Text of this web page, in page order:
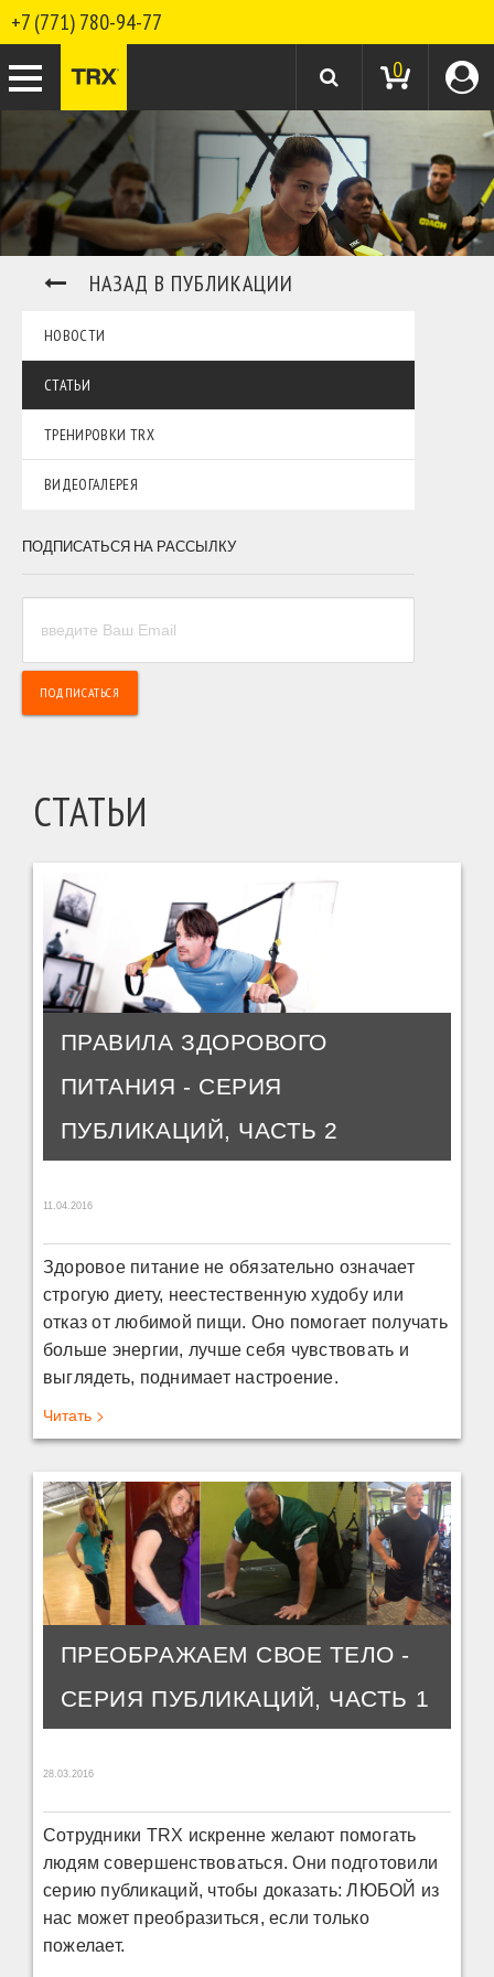
+7 (771) 780-94-77
0
НАЗАД В ПУБЛИКАЦИИ
НОВОСТИ
СТАТЬИ
ТРЕНИРОВКИ TRX
ВИДЕОГАЛЕРЕЯ
ПОДПИСАТЬСЯ НА РАССЫЛКУ
СТАТЬИ
ПРАВИЛА ЗДОРОВОГО
ПИТАНИЯ - СЕРИЯ
ПУБЛИКАЦИЙ, ЧАСТЬ 2
11.04.2016
Здоровое питание не обязательно означает
строгую диету, неестественную худобу или
отказ от любимой пищи. Оно помогает получать
больше энергии, лучше себя чувствовать и
выглядеть, поднимает настроение.
Читать >
ПРЕОБРАЖАЕМ СВОЕ ТЕЛО -
СЕРИЯ ПУБЛИКАЦИЙ, ЧАСТЬ 1
28.03.2016
Сотрудники TRX искренне желают помогать
людям совершенствоваться. Они подготовили
серию публикаций, чтобы доказать: ЛЮБОЙ из
нас может преобразиться, если только
пожелает.